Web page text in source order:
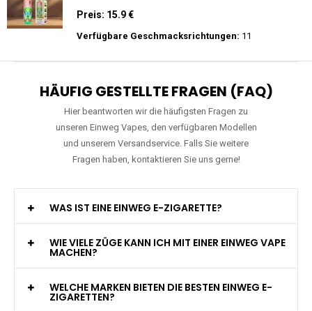
Preis: 15.9 €
Verfügbare Geschmacksrichtungen: 11
HÄUFIG GESTELLTE FRAGEN (FAQ)
Hier beantworten wir die häufigsten Fragen zu
unseren Einweg Vapes, den verfügbaren Modellen
und unserem Versandservice. Falls Sie weitere
Fragen haben, kontaktieren Sie uns gerne!
WAS IST EINE EINWEG E-ZIGARETTE?
WIE VIELE ZÜGE KANN ICH MIT EINER EINWEG VAPE
MACHEN?
WELCHE MARKEN BIETEN DIE BESTEN EINWEG E-
ZIGARETTEN?